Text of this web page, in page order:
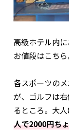
高級ホテル内
お値段はこちら
各スポーツの
が、ゴルフは
るところ。大
人で2000円ち